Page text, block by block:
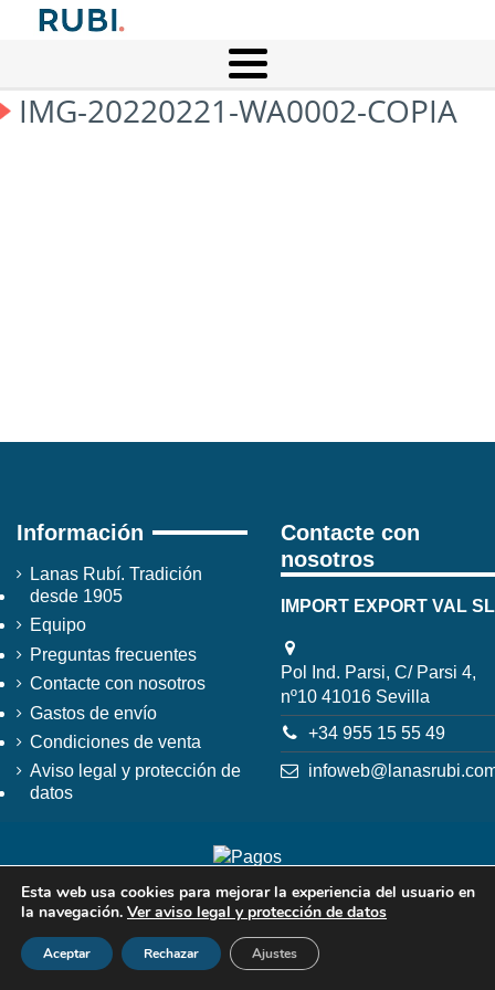
IMG-20220221-WA0002-COPIA
Información
Lanas Rubí. Tradición
desde 1905
Equipo
Preguntas frecuentes
Contacte con nosotros
Gastos de envío
Condiciones de venta
Aviso legal y protección de
datos
Contacte con
nosotros
IMPORT EXPORT VAL SL
Pol Ind. Parsi, C/ Parsi 4,
nº10 41016 Sevilla
+34 955 15 55 49
Esta web usa cookies para mejorar la experiencia del usuario en
la navegación. Ver aviso legal y protección de datos
Aceptar Rechazar Ajustes